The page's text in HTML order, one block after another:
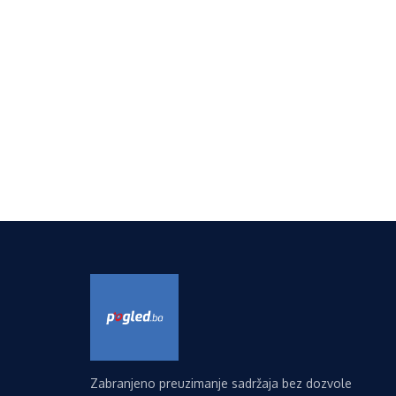
Zabranjeno preuzimanje sadržaja bez dozvole